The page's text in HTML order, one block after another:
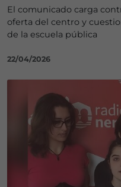
El comunicado carga
oferta del centro y
de la escuela pública
22/04/2026